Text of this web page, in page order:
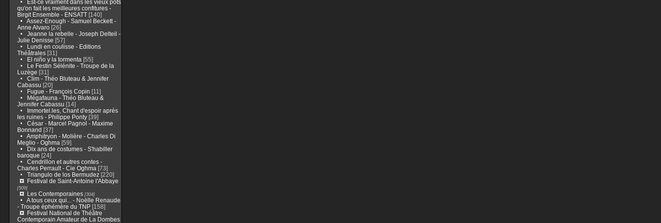
Est-ce vraiment dans les vieux pots
qu'on fait les meilleures confitures -
Birgit Ensemble - ENSATT[140]
Assez-Enough - Samuel Beckett -
Anne Alvaro[26]
Jeanne la rebelle - Joseph Delteil -
Julie Denisse [57]
Lundi en coulisse - Editions
Théâtrales[31]
El niño y la tormenta [55]
Le Festin Sélénite - Troupe de la
Luzège [31]
Clim - Théo Bluteau & Jennifer
Cabassu [20]
Fugue - François Copin [11]
Mégafauna - Théo Bluteau &
Jennifer Cabassu [14]
Immortel.les, Chant d'espoir après
les ruines - Philippe Ponty[39]
César - Marcel Pagnol - Maxime
Bonnand [37]
Amphitryon - Molière - Charles Di
Meglio - Oghma [59]
Dix ans de costumes - S'habiller
baroque [24]
Cendrillon et autres contes -
Charles Perrault - Cie Oghma [73]
Triangulo de los Bermudez[220]
Festival de Saint-Antoine l'Abbaye
[509]
Les Contemporaines[304]
A tous ceux qui... - Noëlle Renaude
- Troupe éphémère du TNP[158]
Festival National de Théâtre
Contemporain Amateur de La Dombes